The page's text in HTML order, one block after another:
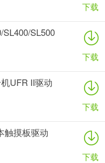
下载
SL400/SL500
下载
UFR II驱动
下载
触摸板驱动
下载